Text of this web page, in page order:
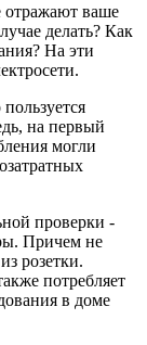
отражают ваше
делать? Как
На эти
на первый
могли
проверки -
Причем не
розетки.
потребляет
в доме